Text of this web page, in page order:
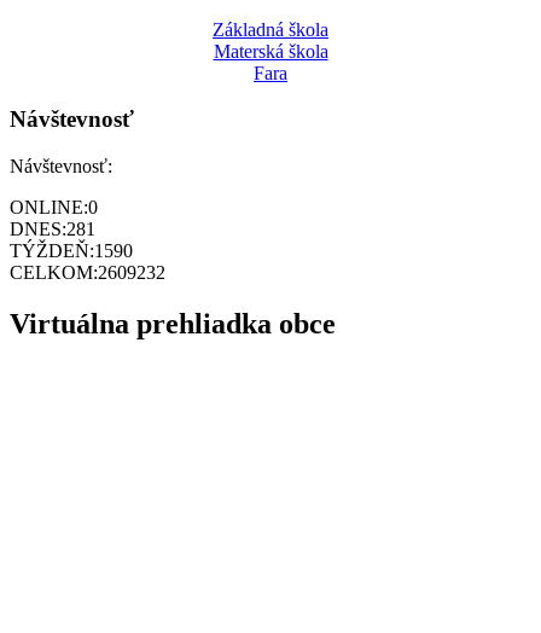
Základná škola
Materská škola
Fara
Návštevnosť
Návštevnosť:
ONLINE:0
DNES:281
TÝŽDEŇ:1590
CELKOM:2609232
Virtuálna prehliadka obce